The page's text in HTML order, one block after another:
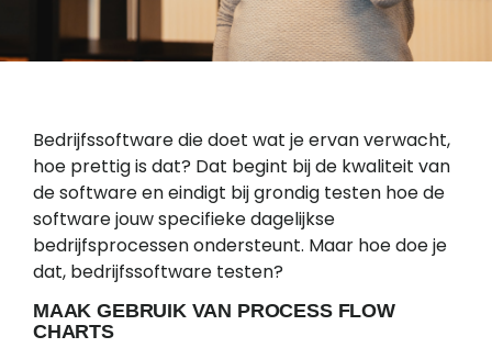
Bedrijfssoftware die doet wat je ervan verwacht,
hoe prettig is dat? Dat begint bij de kwaliteit van
de software en eindigt bij grondig testen hoe de
software jouw specifieke dagelijkse
bedrijfsprocessen ondersteunt. Maar hoe doe je
dat, bedrijfssoftware testen?
MAAK GEBRUIK VAN PROCESS FLOW
CHARTS